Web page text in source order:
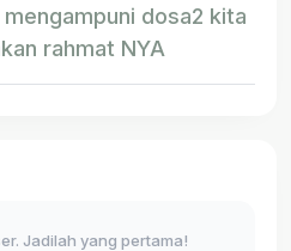
dosa2 kita
rahmat NYA
Jadilah yang pertama!